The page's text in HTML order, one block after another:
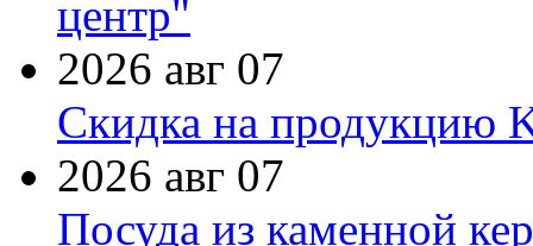
центр"
2026 авг 07
Скидка на продукцию
2026 авг 07
Посуда из каменной